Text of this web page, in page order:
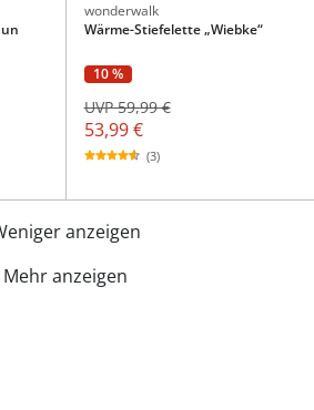
wonderwalk
Wärme-Stiefelette „Wiebke“
10 %
53,99 €
UVP 59,99 €
(3)
anzeigen
Mehr anzeigen